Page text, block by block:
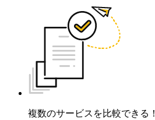
複数のサービスを比較できる！